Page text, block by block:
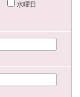
水曜日